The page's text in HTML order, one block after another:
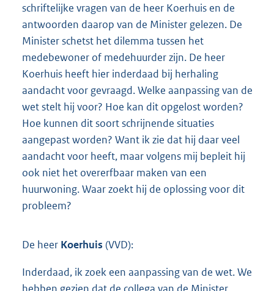
schriftelijke vragen van de heer Koerhuis en de
antwoorden daarop van de Minister gelezen. De
Minister schetst het dilemma tussen het
medebewoner of medehuurder zijn. De heer
Koerhuis heeft hier inderdaad bij herhaling
aandacht voor gevraagd. Welke aanpassing van de
wet stelt hij voor? Hoe kan dit opgelost worden?
Hoe kunnen dit soort schrijnende situaties
aangepast worden? Want ik zie dat hij daar veel
aandacht voor heeft, maar volgens mij bepleit hij
ook niet het overerfbaar maken van een
huurwoning. Waar zoekt hij de oplossing voor dit
probleem?
De heer Koerhuis (VVD):
Inderdaad, ik zoek een aanpassing van de wet. We